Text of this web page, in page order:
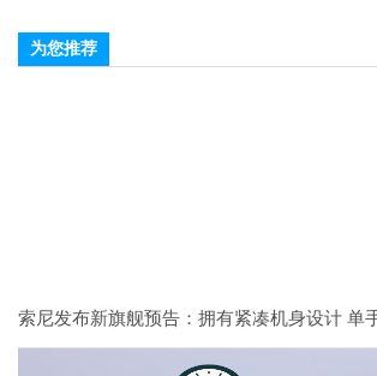
为您推荐
索尼发布新旗舰预告：拥有紧凑机身设计 单